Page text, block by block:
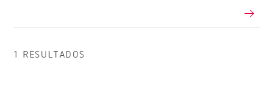
1 RESULTADOS